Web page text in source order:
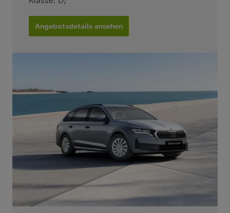
Angebotsdetails ansehen